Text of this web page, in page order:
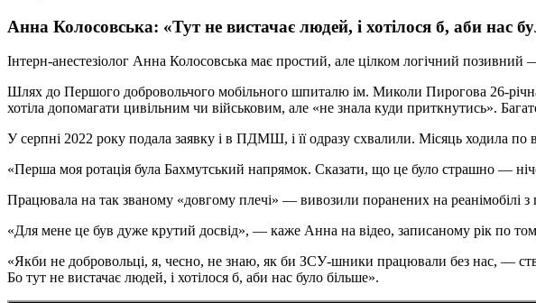
Анна Колосовська: «Тут не вистачає людей, і хотілося б, аби нас
Інтерн-анестезіолог Анна Колосовська має простий, але цілком логічний
Шлях до Першого добровольчого мобільного шпиталю ім. Миколи Пирогова 26-
хотіла допомагати цивільним чи військовим, але «не знала куди приткнутись».
У серпні 2022 року подала заявку і в ПДМШ, і її одразу схвалили. Місяць ходила по
«Перша моя ротація була Бахмутський напрямок. Сказати, що це було страшно —
Працювала на так званому «довгому плечі» — вивозили поранених на реанімобілі з
«Для мене це був дуже крутий досвід», — каже Анна на відео, записаному рік по
«Якби не добровольці, я, чесно, не знаю, як би ЗСУ-шники працювали без нас, —
Бо тут не вистачає людей, і хотілося б, аби нас було більше».